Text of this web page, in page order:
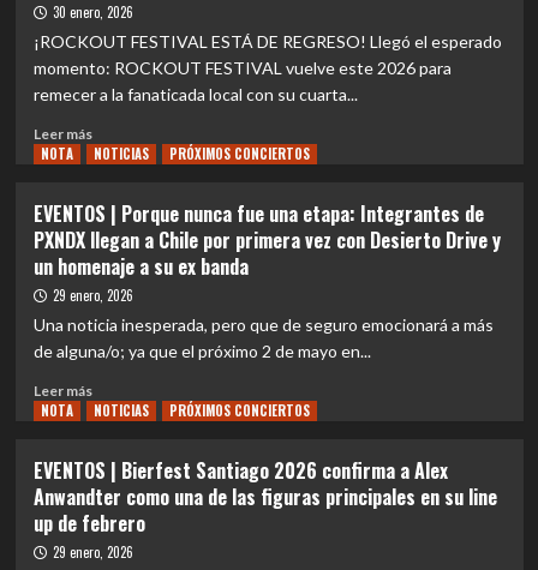
Santiago
CONFIRMA
SHOW
CHILE:
LA
DEL
METAL
VUELVE
CELEBRARSE
VIVO
30 enero, 2026
¡ROCKOUT FESTIVAL ESTÁ DE REGRESO! Llegó el esperado
momento: ROCKOUT FESTIVAL vuelve este 2026 para
remecer a la fanaticada local con su cuarta...
Leer másLeer
más
|
ROCKOUT
FESTIVAL
ANUNCIA
INVITADOS
PARA
NUEVA
EDICIÓN
NOTA NOTICIAS PRÓXIMOS CONCIERTOS
EVENTOS | Porque nunca fue una etapa: Integrantes de
PXNDX llegan a Chile por primera vez con Desierto Drive y
un homenaje a su ex banda
29 enero, 2026
Una noticia inesperada, pero que de seguro emocionará a más
de alguna/o; ya que el próximo 2 de mayo en...
Leer másLeer
más
|
Porque
nunca
fue
NOTA NOTICIAS PRÓXIMOS CONCIERTOS
EVENTOS | Bierfest Santiago 2026 confirma a Alex
Anwandter como una de las figuras principales en su line
up de febrero
29 enero, 2026